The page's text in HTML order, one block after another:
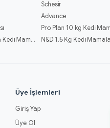
Schesir
Advance
Pro Plan 10 kg Kedi
Royal Canin Kitten Kedi Mamaları
N&D 1,5 Kg Kedi
Üye İşlemleri
Giriş Yap
Üye Ol